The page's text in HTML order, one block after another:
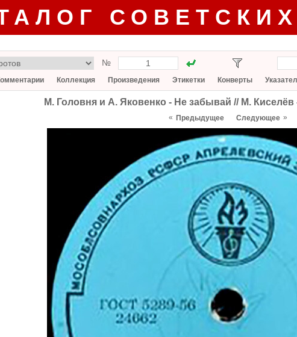
№
Коллекция Произведения Этикетки Конверты
М. Головня и А. Яковенко - Не забывай // М.
« Предыдущее Следующее »